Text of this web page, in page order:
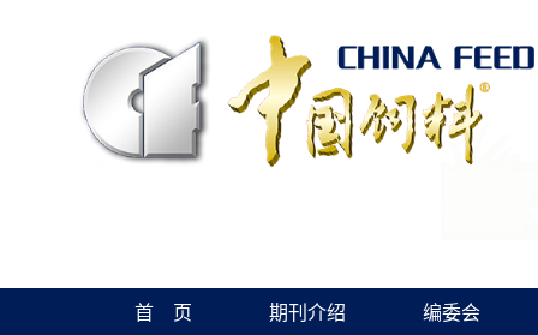
首 页 期刊介绍 编委会